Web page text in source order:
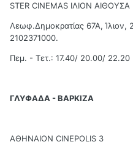
STER CINEMAS ΙΛΙΟΝ ΑΙΘΟΥΣΑ
Λεωφ.Δημοκρατίας 67Α, Ίλιον,
2102371000.
Πεμ. - Τετ.: 17.40/ 20.00/ 22.20
ΓΛΥΦΑΔΑ - ΒΑΡΚΙΖΑ
ΑΘΗΝΑΙΟΝ CINEPOLIS 3